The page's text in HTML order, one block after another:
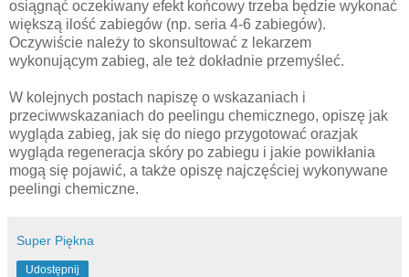
osiągnąć oczekiwany efekt końcowy trzeba będzie wykonać
większą ilość zabiegów (np. seria 4-6 zabiegów).
Oczywiście należy to skonsultować z lekarzem
wykonującym zabieg, ale też dokładnie przemyśleć.
W kolejnych postach napiszę o wskazaniach i
przeciwwskazaniach do peelingu chemicznego, opiszę jak
wygląda zabieg, jak się do niego przygotować orazjak
wygląda regeneracja skóry po zabiegu i jakie powikłania
mogą się pojawić, a także opiszę najczęściej wykonywane
peelingi chemiczne.
Super Piękna
Udostępnij